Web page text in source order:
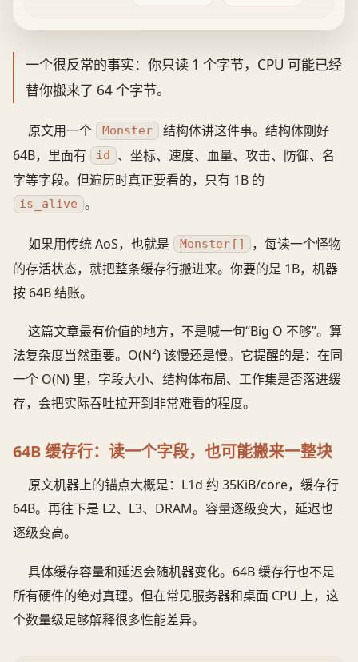
一个很反常的事实：你只读 1 个字节，CPU 可能已经
替你搬来了 64 个字节。
原文用一个 Monster
结构体讲这件事。结构体刚好
64B，里面有
id
、坐标、速度、血量、攻击、防御、名
字等字段。但遍历时真正要看的，只有 1B 的
is_alive 。
如果用传统 AoS，也就是 Monster[]
，每读一个怪物
的存活状态，就把整条缓存行搬进来。你要的是 1B，机器
按 64B 结账。
这篇文章最有价值的地方，不是喊一句“Big O 不够”。算
法复杂度当然重要。O(N²) 该慢还是慢。它提醒的是：在同
一个 O(N) 里，字段大小、结构体布局、工作集是否落进缓
存，会把实际吞吐拉开到非常难看的程度。
64B 缓存行：读一个字段，也可能搬来一整块
原文机器上的锚点大概是：L1d 约 35KiB/core，缓存行
64B。再往下是 L2、L3、DRAM。容量逐级变大，延迟也
逐级变高。
具体缓存容量和延迟会随机器变化。64B 缓存行也不是
所有硬件的绝对真理。但在常见服务器和桌面 CPU 上，这
个数量级足够解释很多性能差异。